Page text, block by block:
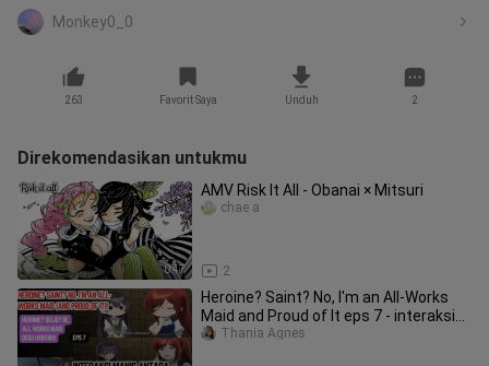
Monkey0_0
263 Favorit Saya Unduh 2
Direkomendasikan untukmu
0:47
AMV Risk It All - Obanai × Mitsuri
2
chae a
Heroine? Saint? No, I'm an All-Works
Maid and Proud of It eps 7 - interaksi
manis melody dan marie
Thania Agnes